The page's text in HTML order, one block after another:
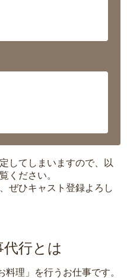
してしまいますので、以
ください。
ぜひキャスト登録よろし
行とは
料理 」を行うお仕事です。